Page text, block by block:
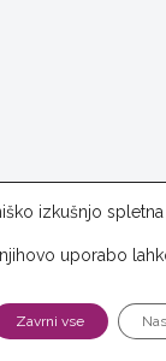
izkušnjo
uporabo
Zavrni vse